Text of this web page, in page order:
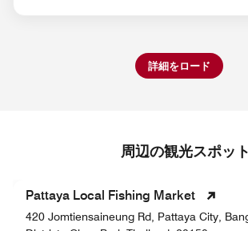
詳細をロード
周辺の観光スポット
Pattaya Local Fishing Market
420 Jomtiensaineung Rd, Pattaya City,